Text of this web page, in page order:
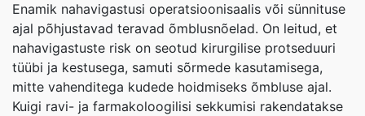
Enamik nahavigastusi operatsioonisaalis või sünnituse
ajal põhjustavad teravad õmblusnõelad. On leitud, et
nahavigastuste risk on seotud kirurgilise protseduuri
tüübi ja kestusega, samuti sõrmede kasutamisega,
mitte vahenditega kudede hoidmiseks õmbluse ajal.
Kuigi ravi- ja farmakoloogilisi sekkumisi rakendatakse